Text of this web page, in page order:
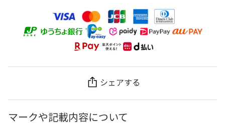
シェアする
マークや記載内容について